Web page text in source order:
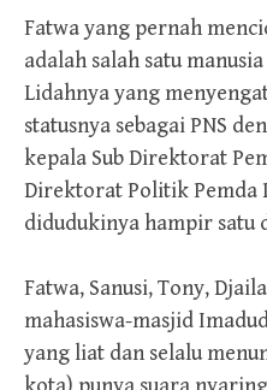
Fatwa yang pernah
adalah salah satu
Lidahnya yang
statusnya sebagai PNS
kepala Sub Direktorat
Direktorat Politik Pemda
didudukinya hampir satu
Fatwa, Sanusi, Tony,
mahasiswa-masjid
yang liat dan selalu